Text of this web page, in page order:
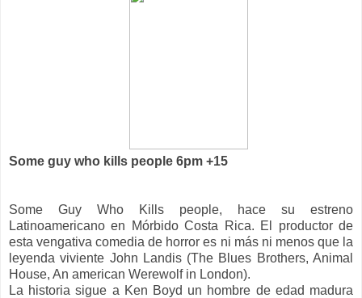
Some guy who kills people 6pm +15
Some Guy Who Kills people, hace su estreno
Latinoamericano en Mórbido Costa Rica. El productor de
esta vengativa comedia de horror es ni más ni menos que la
leyenda viviente John Landis (The Blues Brothers, Animal
House, An american Werewolf in London).
La historia sigue a Ken Boyd un hombre de edad madura